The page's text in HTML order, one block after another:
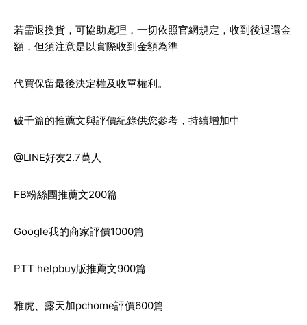
若需退換貨，可協助處理，一切依照官網規定，收到後退還金
額，但須注意是以實際收到金額為準
代買保留最後決定權及收單權利。
破千篇的推薦文與評價紀錄供您參考，持續增加中
@LINE好友2.7萬人
FB粉絲團推薦文200篇
Google我的商家評價1000篇
PTT helpbuy版推薦文900篇
雅虎、露天加pchome評價600篇